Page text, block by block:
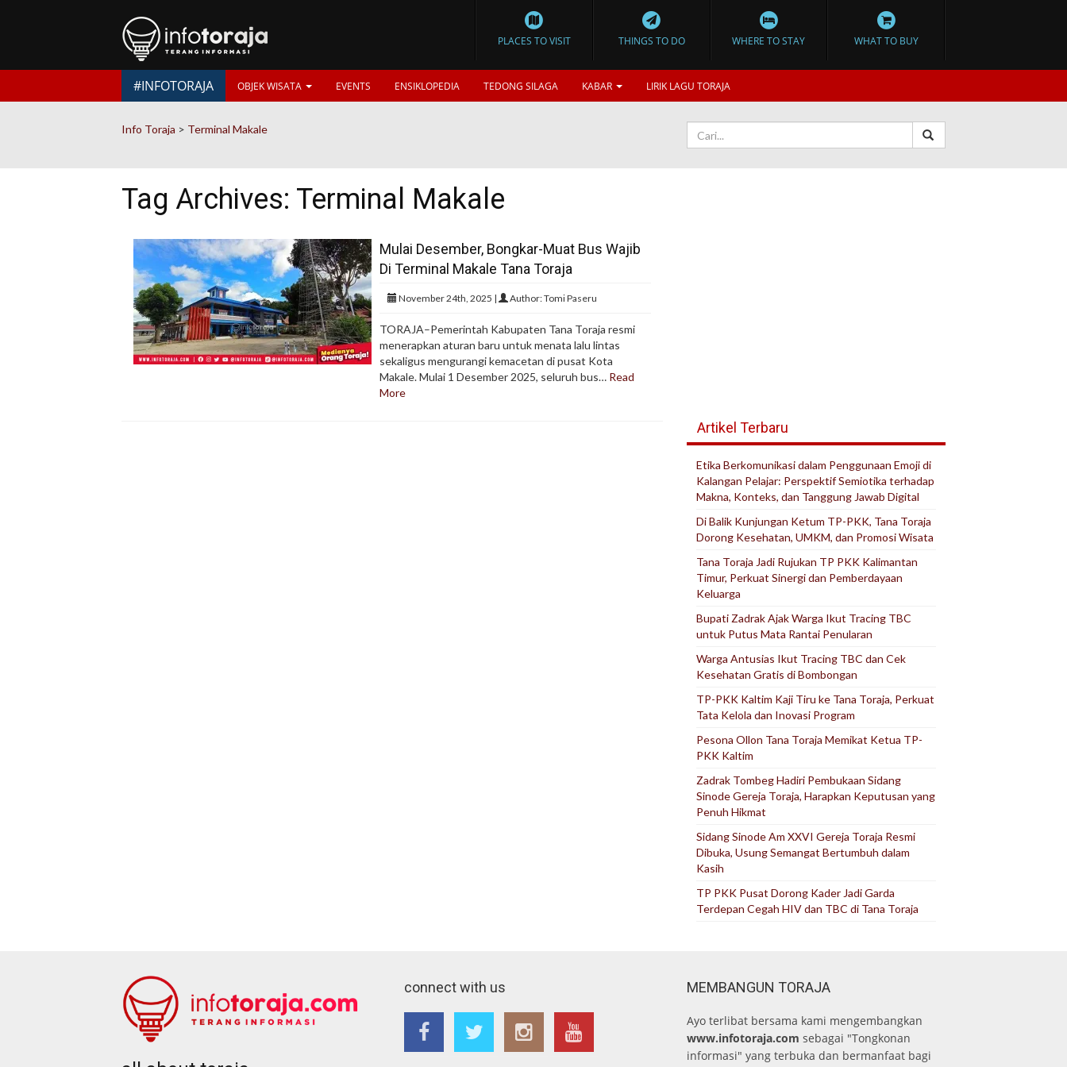
PLACES TO VISIT THINGS TO DO WHERE TO STAY WHAT TO BUY
#INFOTORAJA OBJEK WISATA EVENTS ENSIKLOPEDIA TEDONG SILAGA KABAR LIRIK LAGU TORAJA
Info Toraja > Terminal Makale
Tag Archives: Terminal Makale
Mulai Desember, Bongkar-Muat Bus Wajib
Di Terminal Makale Tana Toraja
November 24th, 2025 | Author: Tomi Paseru
TORAJA–Pemerintah Kabupaten Tana Toraja resmi
menerapkan aturan baru untuk menata lalu lintas
sekaligus mengurangi kemacetan di pusat Kota
Makale. Mulai 1 Desember 2025, seluruh bus… Read
More
Artikel Terbaru
Etika Berkomunikasi dalam Penggunaan Emoji di
Kalangan Pelajar: Perspektif Semiotika terhadap
Makna, Konteks, dan Tanggung Jawab Digital
Di Balik Kunjungan Ketum TP-PKK, Tana Toraja
Dorong Kesehatan, UMKM, dan Promosi Wisata
Tana Toraja Jadi Rujukan TP PKK Kalimantan
Timur, Perkuat Sinergi dan Pemberdayaan
Keluarga
Bupati Zadrak Ajak Warga Ikut Tracing TBC
untuk Putus Mata Rantai Penularan
Warga Antusias Ikut Tracing TBC dan Cek
Kesehatan Gratis di Bombongan
TP-PKK Kaltim Kaji Tiru ke Tana Toraja, Perkuat
Tata Kelola dan Inovasi Program
Pesona Ollon Tana Toraja Memikat Ketua TP-
PKK Kaltim
Zadrak Tombeg Hadiri Pembukaan Sidang
Sinode Gereja Toraja, Harapkan Keputusan yang
Penuh Hikmat
Sidang Sinode Am XXVI Gereja Toraja Resmi
Dibuka, Usung Semangat Bertumbuh dalam
Kasih
TP PKK Pusat Dorong Kader Jadi Garda
Terdepan Cegah HIV dan TBC di Tana Toraja
connect with us MEMBANGUN TORAJA
Ayo terlibat bersama kami mengembangkan
www.infotoraja.com sebagai "Tongkonan
informasi" yang terbuka dan bermanfaat bagi